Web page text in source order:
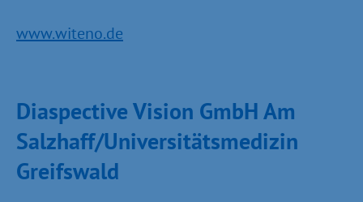
www.witeno.de
Diaspective Vision GmbH Am
Salzhaff/Universitätsmedizin
Greifswald